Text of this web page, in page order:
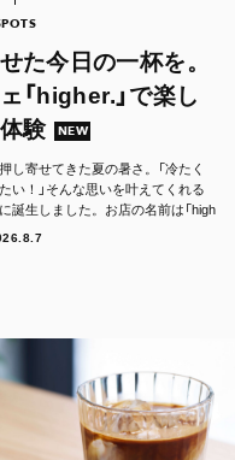
た今日の一杯を。
「higher.」で楽し
験
NEW
寄せてきた夏の暑さ。「冷たく
い！」そんな思いを叶えてくれる
誕生しました。お店の名前は「high